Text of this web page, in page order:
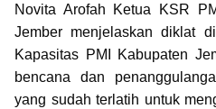
Novita Arofah Ketua KSR
Jember menjelaskan diklat
Kapasitas PMI Kabupaten
bencana dan
yang sudah terlatih untuk